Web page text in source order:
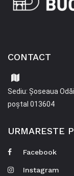
CONTACT
Sediu: Șoseaua
poștal 013604
URMARESTE
Facebook
Instagram